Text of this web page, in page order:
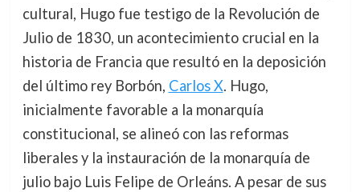
cultural, Hugo fue testigo de la Revolución de
Julio de 1830, un acontecimiento crucial en la
historia de Francia que resultó en la deposición
del último rey Borbón, Carlos X. Hugo,
inicialmente favorable a la monarquía
constitucional, se alineó con las reformas
liberales y la instauración de la monarquía de
julio bajo Luis Felipe de Orleáns. A pesar de sus